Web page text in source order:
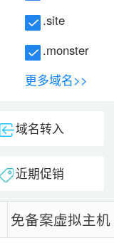
.site
.monster
更多域名>>
域名转入
近期促销
免备案虚拟主机